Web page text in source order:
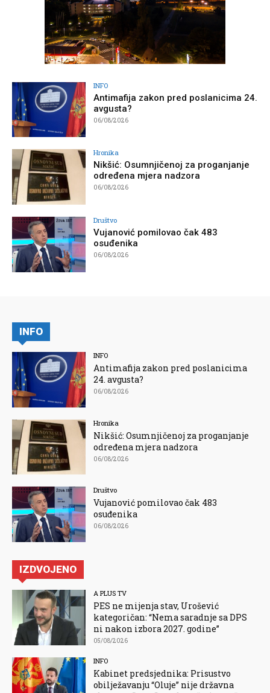
INFO
Antimafija zakon pred poslanicima 24.
avgusta?
06/08/2026
Hronika
Nikšić: Osumnjičenoj za proganjanje
određena mjera nadzora
06/08/2026
Društvo
Vujanović pomilovao čak 483
osuđenika
06/08/2026
INFO
INFO
Antimafija zakon pred poslanicima
24. avgusta?
06/08/2026
Hronika
Nikšić: Osumnjičenoj za proganjanje
određena mjera nadzora
06/08/2026
Društvo
Vujanović pomilovao čak 483
osuđenika
06/08/2026
IZDVOJENO
A PLUS TV
PES ne mijenja stav, Urošević
kategoričan: “Nema saradnje sa DPS
ni nakon izbora 2027. godine”
05/08/2026
INFO
Kabinet predsjednika: Prisustvo
obilježavanju “Oluje” nije državna